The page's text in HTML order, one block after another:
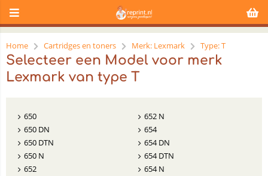
Home Cartridges en toners Merk: Lexmark Type: T
Selecteer een Model voor merk
Lexmark van type T
650
650 DN
650 DTN
650 N
652
652 N
654
654 DN
654 DTN
654 N